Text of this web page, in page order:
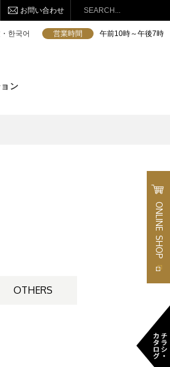
お問い合わせ 検索
ONLINE
SHOP
한국어 営業時間 午前10時～午後7時
ン
OTHERS